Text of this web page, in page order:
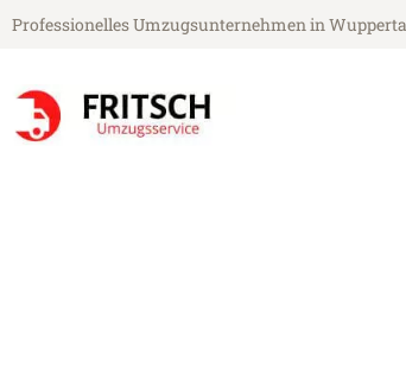
Professionelles Umzugsunternehmen in